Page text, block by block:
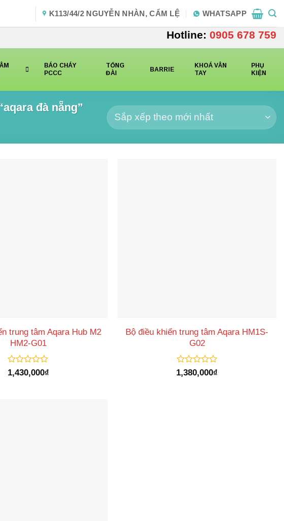
K113/44/2 NGUYỄN NHÀN, CẨM LỆ WHATSAPP
Hotline: 0905 678 759
BÁO CHÁY
PCCC
TỔNG
ĐÀI
BARRIE
KHOÁ VÂN
TAY
PHỤ
KIỆN
đà nẵng”
trung tâm Aqara Hub M2
HM2-G01
Được
xếp
1,430,000₫
Bộ điều khiển trung tâm Aqara HM1S-
G02
Được
xếp
1,380,000₫